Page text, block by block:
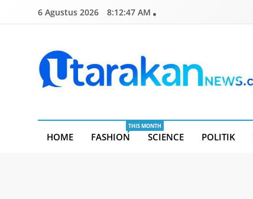
6 Agustus 2026 8:12:48 AM
HOME FASHION
THIS MONTH
SCIENCE POLITIK